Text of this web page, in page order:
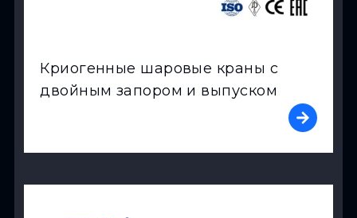
Криогенные шаровые краны с
двойным запором и выпуском